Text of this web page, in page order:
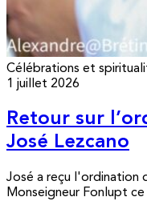
Célébrations et
1 juillet 2026
Retour sur
José Lezcano
José a reçu l'ordination
Monseigneur Fonlupt ce